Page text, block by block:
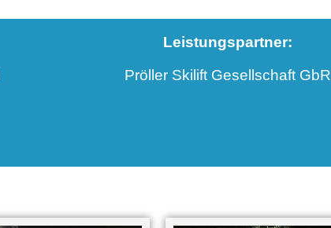
Leistungspartner:
Pröller Skilift Gesellschaft GbR